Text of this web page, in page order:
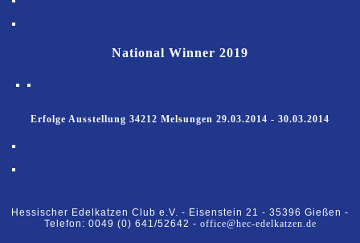
National Winner 2019
Erfolge Ausstellung 34212 Melsungen 29.03.2014 - 30.03.2014
Hessischer Edelkatzen Club e.V. - Eisenstein 21 - 35396 Gießen -
Telefon: 0049 (0) 641/52642 - office@hec-edelkatzen.de